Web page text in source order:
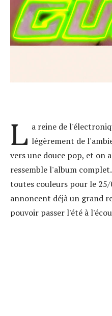
L a reine de
légèrement de
vers une douce pop, et on
ressemble l'album
toutes couleurs pour le
annoncent déjà un grand
pouvoir passer l'été à